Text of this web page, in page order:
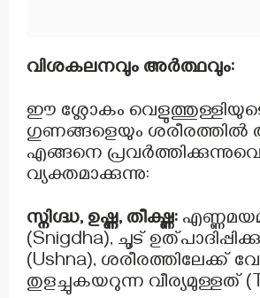
വിശകലനവും അർത്ഥവും:
ഈ ശ്ലോകം
ഗുണങ്ങളെയും
എങ്ങനെ
വ്യക്തമാക്കുന്നു:
സ്നിഗ്ദ്ധ, ഉഷ്ണ, തീക്ഷ്ണ:
(Snigdha), ചൂട്
(Ushna), ശരീരത്തിലേക്ക്
തുളച്ചുകയറുന്ന വീര്യമുള്ളത്